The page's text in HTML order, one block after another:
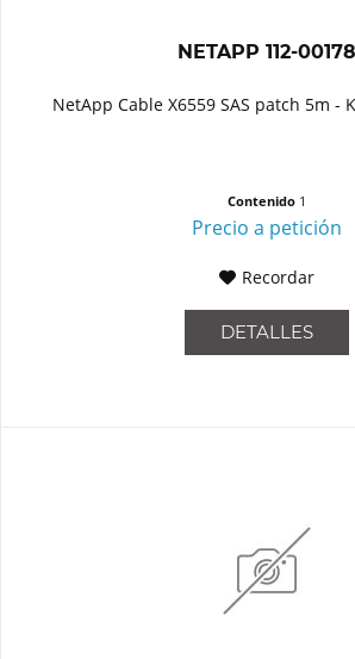
NETAPP 112-00178
NetApp Cable X6559 SAS patch 5m -
Contenido 1
Precio a petición
Recordar
DETALLES